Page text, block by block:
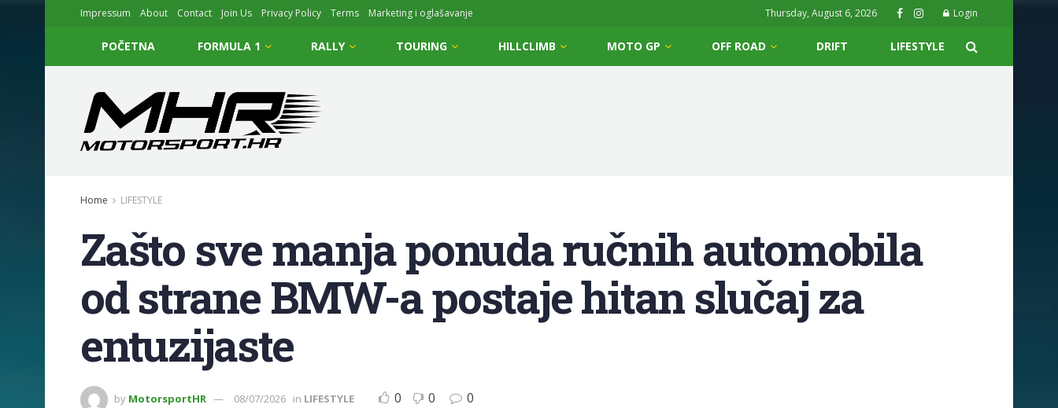
Impressum About Contact Join Us Privacy Policy Terms Marketing i oglašavanje Thursday, August 6, 2026 Login
POČETNA FORMULA 1 RALLY TOURING HILLCLIMB MOTO GP OFF ROAD DRIFT LIFESTYLE
Home LIFESTYLE
Zašto sve manja ponuda ručnih automobila
od strane BMW-a postaje hitan slučaj za
entuzijaste
by MotorsportHR 08/07/2026 in LIFESTYLE 0 0 0